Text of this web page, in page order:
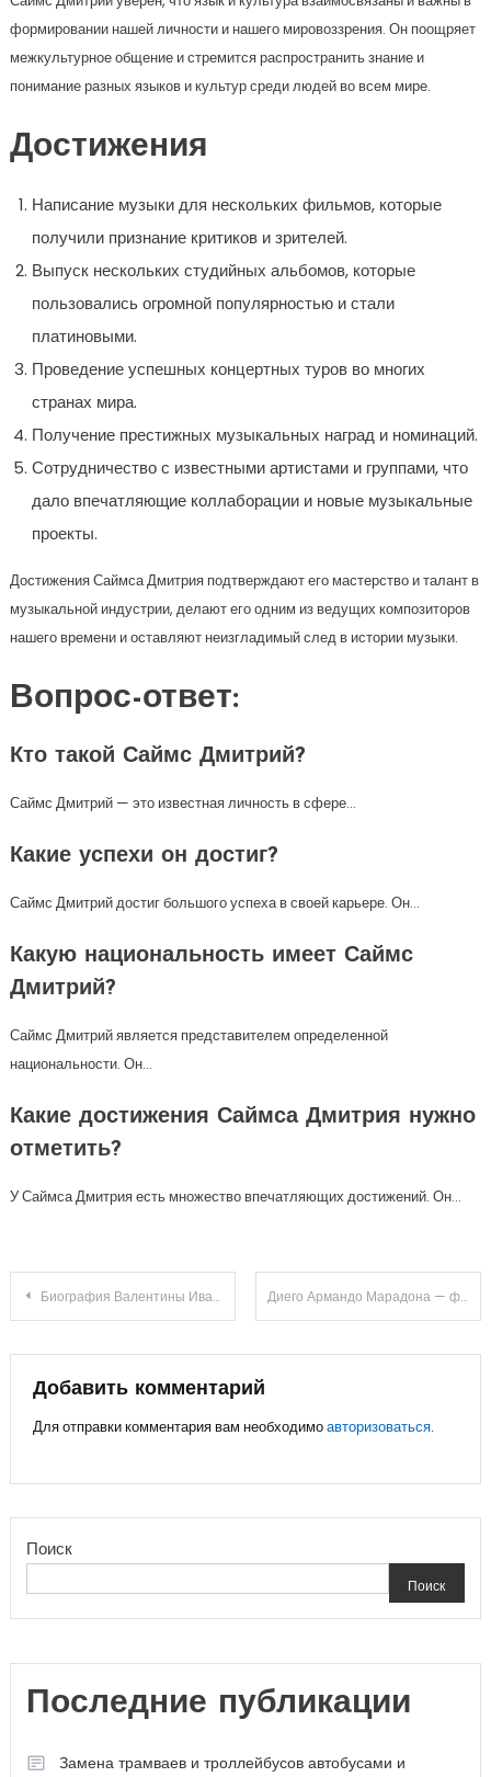
формировании нашей личности и нашего мировоззрения. Он поощряет
межкультурное общение и стремится распространить знание и
понимание разных языков и культур среди людей во всем мире.
Достижения
Написание музыки для нескольких фильмов, которые
получили признание критиков и зрителей.
Выпуск нескольких студийных альбомов, которые
пользовались огромной популярностью и стали
платиновыми.
Проведение успешных концертных туров во многих
странах мира.
Получение престижных музыкальных наград и номинаций.
Сотрудничество с известными артистами и группами, что
дало впечатляющие коллаборации и новые музыкальные
проекты.
Достижения Саймса Дмитрия подтверждают его мастерство и талант в
музыкальной индустрии, делают его одним из ведущих композиторов
нашего времени и оставляют неизгладимый след в истории музыки.
Вопрос-ответ:
Кто такой Саймс Дмитрий?
Саймс Дмитрий — это известная личность в сфере…
Какие успехи он достиг?
Саймс Дмитрий достиг большого успеха в своей карьере. Он…
Какую национальность имеет Саймс
Дмитрий?
Саймс Дмитрий является представителем определенной
национальности. Он…
Какие достижения Саймса Дмитрия нужно
отметить?
У Саймса Дмитрия есть множество впечатляющих достижений. Он…
Навигация
по
записям
Биография Валентины Ивановны Матвиенко — краткая информация о политической карьере и достижениях Диего Армандо Марадона — футбольный гений, легенда и символ 20-го века
Добавить комментарий
Для отправки комментария вам необходимоавторизоваться.
Поиск
Поиск
Последние публикации
Замена трамваев и троллейбусов автобусами и